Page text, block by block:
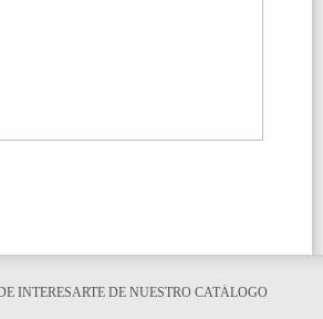
INTERESARTE DE NUESTRO CATÁLOGO